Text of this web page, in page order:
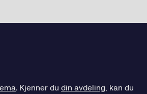
. Kjenner du din avdeling, kan du